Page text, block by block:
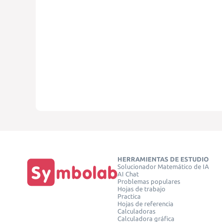
HERRAMIENTAS DE ESTUDIO
Solucionador Matemático de IA
AI Chat
Problemas populares
Hojas de trabajo
Practica
Hojas de referencia
Calculadoras
Calculadora gráfica